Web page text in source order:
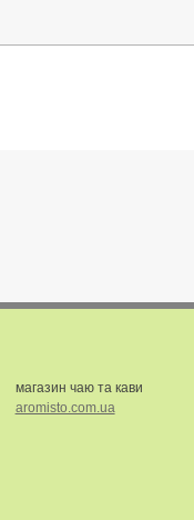
магазин чаю та кави
aromisto.com.ua